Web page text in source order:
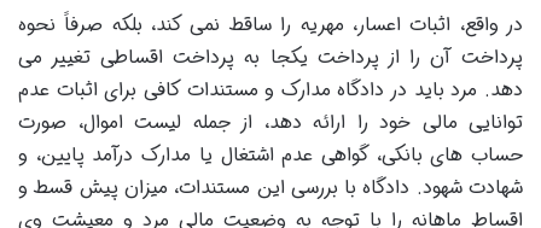
در واقع، اثبات اعسار، مهریه را ساقط نمی کند، بلکه صرفاً نحوه
پرداخت آن را از پرداخت یکجا به پرداخت اقساطی تغییر می
دهد. مرد باید در دادگاه مدارک و مستندات کافی برای اثبات عدم
توانایی مالی خود را ارائه دهد، از جمله لیست اموال، صورت
حساب های بانکی، گواهی عدم اشتغال یا مدارک درآمد پایین، و
شهادت شهود. دادگاه با بررسی این مستندات، میزان پیش قسط و
اقساط ماهانه را با توجه به وضعیت مالی مرد و معیشت وی